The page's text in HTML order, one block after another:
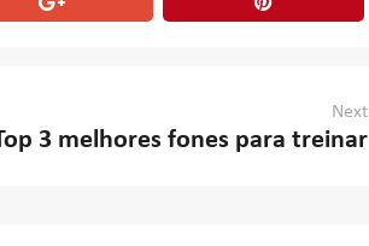
Next
3 melhores fones para treinar